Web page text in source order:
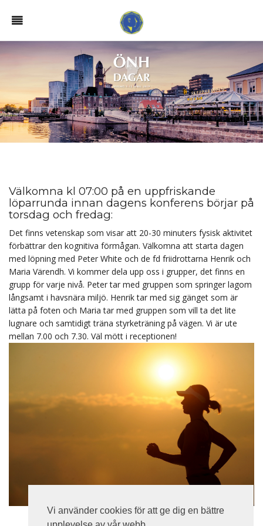
Vi använder cookies för att ge dig en bättre
Välkomna kl 07:00 på en uppfriskande
löparrunda innan dagens konferens börjar på
torsdag och fredag:
Det finns vetenskap som visar att 20-30 minuters fysisk aktivitet
förbättrar den kognitiva förmågan. Välkomna att starta dagen
med löpning med Peter White och de fd friidrottarna Henrik och
Maria Värendh. Vi kommer dela upp oss i grupper, det finns en
grupp för varje nivå. Peter tar med gruppen som springer lagom
långsamt i havsnära miljö. Henrik tar med sig gänget som är
lätta på foten och Maria tar med gruppen som vill ta det lite
lugnare och samtidigt träna styrketräning på vägen. Vi är ute
mellan 7.00 och 7.30. Väl mött i receptionen!